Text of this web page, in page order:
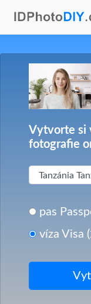
Vytvorte si
fotografie
pas
víza Visa